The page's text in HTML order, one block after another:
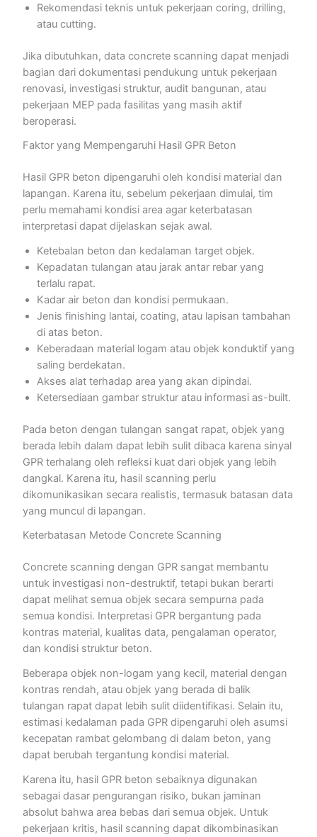
Rekomendasi teknis untuk pekerjaan coring, drilling,
atau cutting.
Jika dibutuhkan, data concrete scanning dapat menjadi
bagian dari dokumentasi pendukung untuk pekerjaan
renovasi, investigasi struktur, audit bangunan, atau
pekerjaan MEP pada fasilitas yang masih aktif
beroperasi.
Faktor yang Mempengaruhi Hasil GPR Beton
Hasil GPR beton dipengaruhi oleh kondisi material dan
lapangan. Karena itu, sebelum pekerjaan dimulai, tim
perlu memahami kondisi area agar keterbatasan
interpretasi dapat dijelaskan sejak awal.
Ketebalan beton dan kedalaman target objek.
Kepadatan tulangan atau jarak antar rebar yang
terlalu rapat.
Kadar air beton dan kondisi permukaan.
Jenis finishing lantai, coating, atau lapisan tambahan
di atas beton.
Keberadaan material logam atau objek konduktif yang
saling berdekatan.
Akses alat terhadap area yang akan dipindai.
Ketersediaan gambar struktur atau informasi as-built.
Pada beton dengan tulangan sangat rapat, objek yang
berada lebih dalam dapat lebih sulit dibaca karena sinyal
GPR terhalang oleh refleksi kuat dari objek yang lebih
dangkal. Karena itu, hasil scanning perlu
dikomunikasikan secara realistis, termasuk batasan data
yang muncul di lapangan.
Keterbatasan Metode Concrete Scanning
Concrete scanning dengan GPR sangat membantu
untuk investigasi non-destruktif, tetapi bukan berarti
dapat melihat semua objek secara sempurna pada
semua kondisi. Interpretasi GPR bergantung pada
kontras material, kualitas data, pengalaman operator,
dan kondisi struktur beton.
Beberapa objek non-logam yang kecil, material dengan
kontras rendah, atau objek yang berada di balik
tulangan rapat dapat lebih sulit diidentifikasi. Selain itu,
estimasi kedalaman pada GPR dipengaruhi oleh asumsi
kecepatan rambat gelombang di dalam beton, yang
dapat berubah tergantung kondisi material.
Karena itu, hasil GPR beton sebaiknya digunakan
sebagai dasar pengurangan risiko, bukan jaminan
absolut bahwa area bebas dari semua objek. Untuk
pekerjaan kritis, hasil scanning dapat dikombinasikan